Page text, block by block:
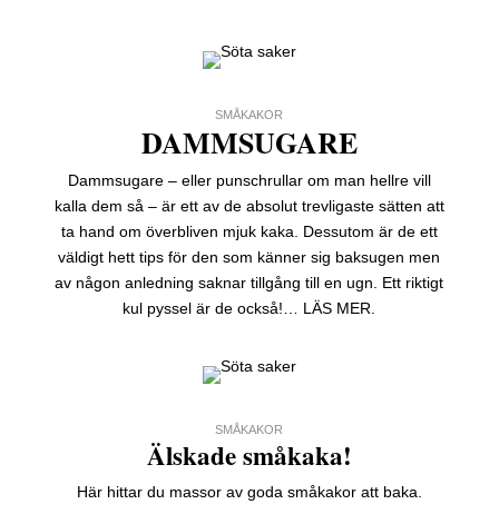
SMÅKAKOR
DAMMSUGARE
Dammsugare – eller punschrullar om man hellre vill
kalla dem så – är ett av de absolut trevligaste sätten att
ta hand om överbliven mjuk kaka. Dessutom är de ett
väldigt hett tips för den som känner sig baksugen men
av någon anledning saknar tillgång till en ugn. Ett riktigt
kul pyssel är de också!… LÄS MER.
SMÅKAKOR
Älskade småkaka!
Här hittar du massor av goda småkakor att baka.